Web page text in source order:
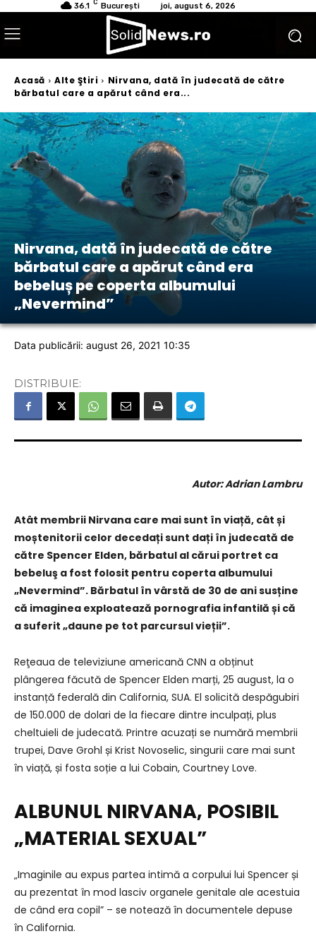
36.1 C București joi, august 6, 2026
Acasă Alte Ştiri
Nirvana, dată în judecată de către
bărbatul care a apărut când era...
Nirvana, dată în judecată de către
bărbatul care a apărut când era
bebeluș pe coperta albumului
„Nevermind”
Data publicării: august 26, 2021 10:35
DISTRIBUIE:
Autor: Adrian Lambru
Atât membrii Nirvana care mai sunt în viață, cât și
moștenitorii celor decedați sunt dați în judecată de
către Spencer Elden, bărbatul al cărui portret ca
bebeluş a fost folosit pentru coperta albumului
„Nevermind”. Bărbatul în vârstă de 30 de ani susține
că imaginea exploatează pornografia infantilă și că
a suferit „daune pe tot parcursul vieții”.
Reţeaua de televiziune americană CNN a obținut
plângerea făcută de Spencer Elden marți, 25 august, la o
instanță federală din California, SUA. El solicită despăgubiri
de 150.000 de dolari de la fiecare dintre inculpați, plus
cheltuieli de judecată. Printre acuzați se numără membrii
trupei, Dave Grohl și Krist Novoselic, singurii care mai sunt
în viață, și fosta soție a lui Cobain, Courtney Love.
ALBUNUL NIRVANA, POSIBIL
„MATERIAL SEXUAL”
„Imaginile au expus partea intimă a corpului lui Spencer și
au prezentat în mod lasciv organele genitale ale acestuia
de când era copil” – se notează în documentele depuse
în California.